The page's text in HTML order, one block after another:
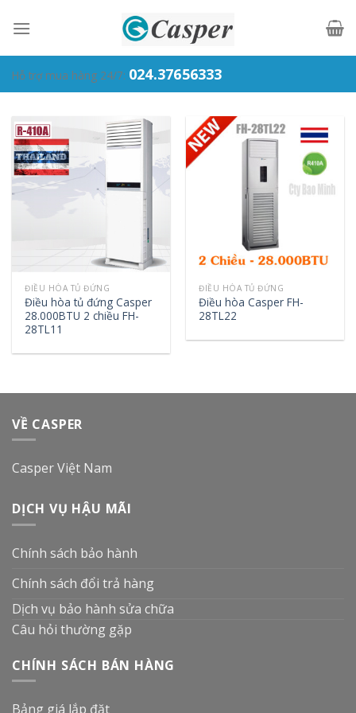
Hỗ trợ mua hàng 24/7: 024.37656333
ĐIỀU HÒA TỦ ĐỨNG
Điều hòa tủ đứng Casper
28.000BTU 2 chiều FH-
28TL11
ĐIỀU HÒA TỦ ĐỨNG
Điều hòa Casper FH-
28TL22
VỀ CASPER
Casper Việt Nam
DỊCH VỤ HẬU MÃI
Chính sách bảo hành
Chính sách đổi trả hàng
Dịch vụ bảo hành sửa chữa
Câu hỏi thường gặp
CHÍNH SÁCH BÁN HÀNG
Bảng giá lắp đặt